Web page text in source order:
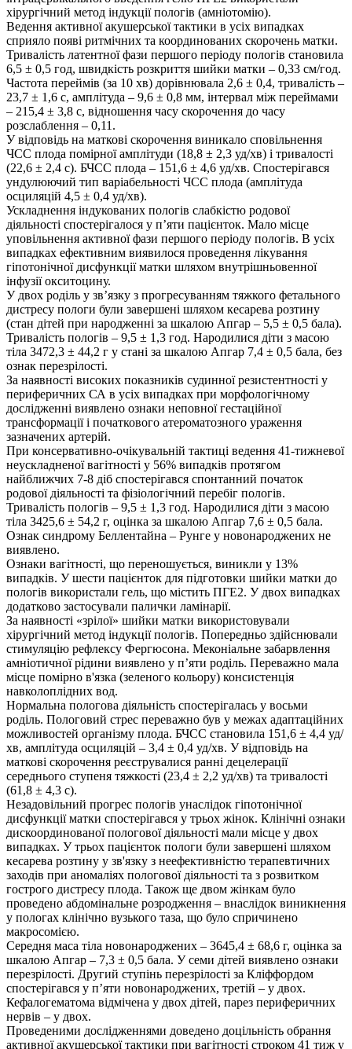
хірургічний метод індукції пологів (амніотомію).
Ведення активної акушерської тактики в усіх випадках
сприяло появі ритмічних та координованих скорочень матки.
Тривалість латентної фази першого періоду пологів становила
6,5 ± 0,5 год, швидкість розкриття шийки матки – 0,33 см/год.
Частота переймів (за 10 хв) дорівнювала 2,6 ± 0,4, тривалість –
23,7 ± 1,6 с, амплітуда – 9,6 ± 0,8 мм, інтервал між переймами
– 215,4 ± 3,8 с, відношення часу скорочення до часу
розслаблення – 0,11.
У відповідь на маткові скорочення виникало сповільнення
ЧСС плода помірної амплітуди (18,8 ± 2,3 уд/хв) і тривалості
(22,6 ± 2,4 с). БЧСС плода – 151,6 ± 4,6 уд/хв. Спостерігався
ундулюючий тип варіабельності ЧСС плода (амплітуда
осциляцій 4,5 ± 0,4 уд/хв).
Ускладнення індукованих пологів слабкістю родової
діяльності спостерігалося у п’яти пацієнток. Мало місце
уповільнення активної фази першого періоду пологів. В усіх
випадках ефективним виявилося проведення лікування
гіпотонічної дисфункції матки шляхом внутрішньовенної
інфузії окситоцину.
У двох роділь у зв’язку з прогресуванням тяжкого фетального
дистресу пологи були завершені шляхом кесарева розтину
(стан дітей при народженні за шкалою Апгар – 5,5 ± 0,5 бала).
Тривалість пологів – 9,5 ± 1,3 год. Народилися діти з масою
тіла 3472,3 ± 44,2 г у стані за шкалою Апгар 7,4 ± 0,5 бала, без
ознак перезрілості.
За наявності високих показників судинної резистентності у
периферичних СА в усіх випадках при морфологічному
дослідженні виявлено ознаки неповної гестаційної
трансформації і початкового атероматозного ураження
зазначених артерій.
При консервативно-очікувальній тактиці ведення 41-тижневої
неускладненої вагітності у 56% випадків протягом
найближчих 7-8 діб спостерігався спонтанний початок
родової діяльності та фізіологічний перебіг пологів.
Тривалість пологів – 9,5 ± 1,3 год. Народилися діти з масою
тіла 3425,6 ± 54,2 г, оцінка за шкалою Апгар 7,6 ± 0,5 бала.
Ознак синдрому Беллентайна – Рунге у новонароджених не
виявлено.
Ознаки вагітності, що переношується, виникли у 13%
випадків. У шести пацієнток для підготовки шийки матки до
пологів використали гель, що містить ПГЕ2. У двох випадках
додатково застосували палички ламінарії.
За наявності «зрілої» шийки матки використовували
хірургічний метод індукції пологів. Попередньо здійснювали
стимуляцію рефлексу Фергюсона. Меконіальне забарвлення
амніотичної рідини виявлено у п’яти роділь. Переважно мала
місце помірно в'язка (зеленого кольору) консистенція
навколоплідних вод.
Нормальна пологова діяльність спостерігалась у восьми
роділь. Пологовий стрес переважно був у межах адаптаційних
можливостей організму плода. БЧСС становила 151,6 ± 4,4 уд/
хв, амплітуда осциляцій – 3,4 ± 0,4 уд/хв. У відповідь на
маткові скорочення реєструвалися ранні децелерації
середнього ступеня тяжкості (23,4 ± 2,2 уд/хв) та тривалості
(61,8 ± 4,3 с).
Незадовільний прогрес пологів унаслідок гіпотонічної
дисфункції матки спостерігався у трьох жінок. Клінічні ознаки
дискоординованої пологової діяльності мали місце у двох
випадках. У трьох пацієнток пологи були завершені шляхом
кесарева розтину у зв'язку з неефективністю терапевтичних
заходів при аномаліях пологової діяльності та з розвитком
гострого дистресу плода. Також ще двом жінкам було
проведено абдомінальне розродження – внаслідок виникнення
у пологах клінічно вузького таза, що було спричинено
макросомією.
Середня маса тіла новонароджених – 3645,4 ± 68,6 г, оцінка за
шкалою Апгар – 7,3 ± 0,5 бала. У семи дітей виявлено ознаки
перезрілості. Другий ступінь перезрілості за Кліффордом
спостерігався у п’яти новонароджених, третій – у двох.
Кефалогематома відмічена у двох дітей, парез периферичних
нервів – у двох.
Проведеними дослідженнями доведено доцільність обрання
активної акушерської тактики при вагітності строком 41 тиж у